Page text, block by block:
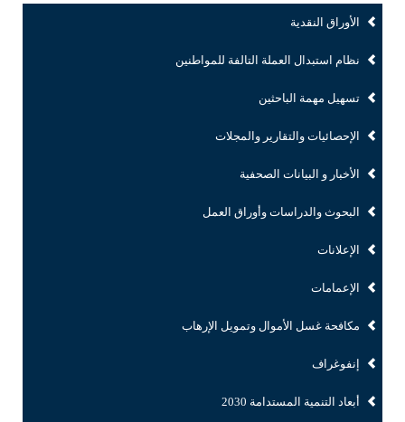
الأوراق النقدية
نظام استبدال العملة التالفة للمواطنين
تسهيل مهمة الباحثين
الإحصائيات والتقارير والمجلات
الأخبار و البيانات الصحفية
البحوث والدراسات وأوراق العمل
الإعلانات
الإعمامات
مكافحة غسل الأموال وتمويل الإرهاب
إنفوغراف
أبعاد التنمية المستدامة 2030